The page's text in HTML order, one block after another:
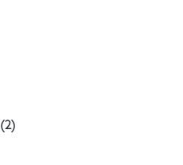
(2)